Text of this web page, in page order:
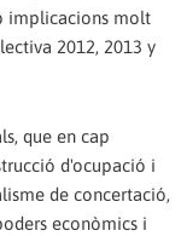
implicacions molt
2012, 2013 y
que en cap
d'ocupació i
de concertació,
econòmics i